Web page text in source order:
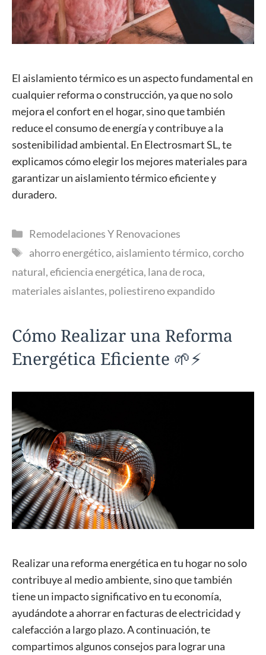
El aislamiento térmico es un aspecto fundamental en
cualquier reforma o construcción, ya que no solo
mejora el confort en el hogar, sino que también
reduce el consumo de energía y contribuye a la
sostenibilidad ambiental. En Electrosmart SL, te
explicamos cómo elegir los mejores materiales para
garantizar un aislamiento térmico eficiente y
duradero.
Categorías
Remodelaciones Y Renovaciones
Etiquetas
ahorro energético, aislamiento térmico,corcho
natural,eficiencia energética, lana de roca,
materiales aislantes, poliestireno expandido
Cómo Realizar una Reforma
Energética Eficiente 🌱⚡
Realizar una reforma energética en tu hogar no solo
contribuye al medio ambiente, sino que también
tiene un impacto significativo en tu economía,
ayudándote a ahorrar en facturas de electricidad y
calefacción a largo plazo. A continuación, te
compartimos algunos consejos para lograr una